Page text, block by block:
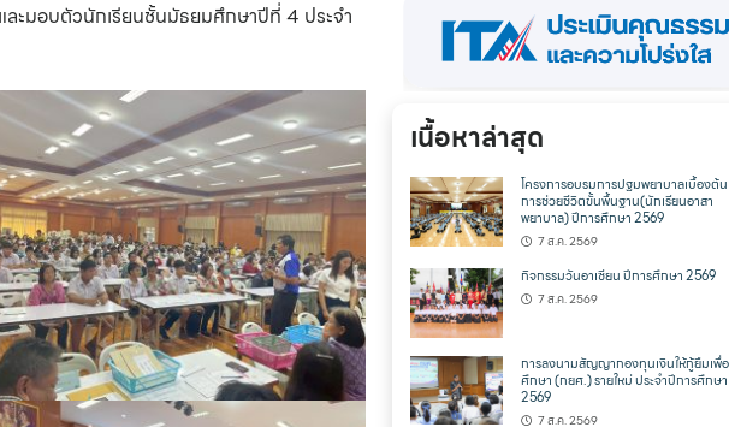
ะมอบตัวนักเรียนชั้นมัธยมศึกษาปีที่ 4 ประจำ
เนื้อหาล่าสุด
โครงการอบรมการปฐมพยาบาลเบื้องต้น
การช่วยชีวิตขั้นพื้นฐาน(นักเรียนอาสา
พยาบาล) ปีการศึกษา 2569
7 ส.ค. 2569
กิจกรรมวันอาเซียน ปีการศึกษา 2569
7 ส.ค. 2569
การลงนามสัญญากองทุนเงินให้กู้ยืมเพื่
ศึกษา (กยศ.) รายใหม่ ประจำปีการศึกษา
2569
7 ส.ค. 2569